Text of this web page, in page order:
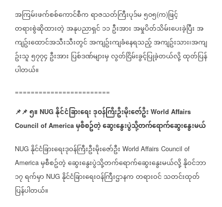
အကြမ်းဖက်စစ်ကောင်စီကရာဇသတ်ကြီးပုဒ်မ၅၀၅(က)ဖြင့်
တရားစွဲဆိုထားတဲ့အနုပညာရှင်၁၁ဦးအားအမှုပိတ်သိမ်းပေးခဲ့ပြီးအ
ကျဥ်းထောင်အသီးသီးတွင်အကျဥ်းကျခံနေရသည့်အကျဥ်းသား၊အကျ
ဥ်းသူ၅၇၇၄ ဦးအား ပြစ်ဒဏ်များမှလွတ်ငြိမ်းခွင့်ပြုခဲ့တယ်လို့ထုတ်ပြန်
ပါတယ်။
========================
📌📌၅။ NUG နိုင်ငံခြားရေးဒုဝန်ကြီးဦးမိုးဇော်ဦး World Affairs
Council of America မှစီစဥ်တဲ့ဆွေးနွေးပွဲသို့တက်ရောက်ဆွေးနွေးမယ်
NUG နိုင်ငံခြားရေးဒုဝန်ကြီးဦးမိုးဇော်ဦး World Affairs Council of
America မှစီစဥ်တဲ့ဆွေးနွေးပွဲသို့တက်ရောက်ဆွေးနွေးမယ်လို့နိုဝင်ဘာ
၁၇ရက်မှာ NUG နိုင်ငံခြားရေးဝန်ကြီးဌာနကတရားဝင်သတင်းထုတ်
ပြန်ပါတယ်။